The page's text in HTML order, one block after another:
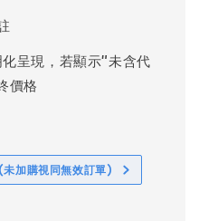
呈現，若顯示"未含代
價格
加購視同無效訂單)